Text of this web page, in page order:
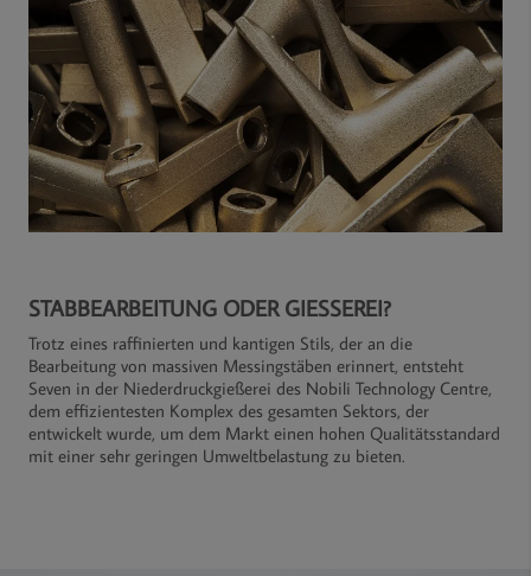
STABBEARBEITUNG ODER GIESSEREI?
Trotz eines raffinierten und kantigen Stils, der an die
Bearbeitung von massiven Messingstäben erinnert, entsteht
Seven in der Niederdruckgießerei des Nobili Technology Centre,
dem effizientesten Komplex des gesamten Sektors, der
entwickelt wurde, um dem Markt einen hohen Qualitätsstandard
mit einer sehr geringen Umweltbelastung zu bieten.